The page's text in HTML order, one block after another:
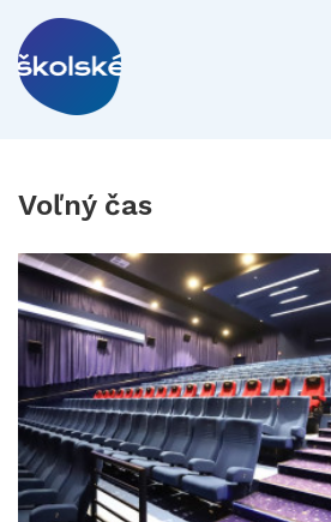
Voľný čas